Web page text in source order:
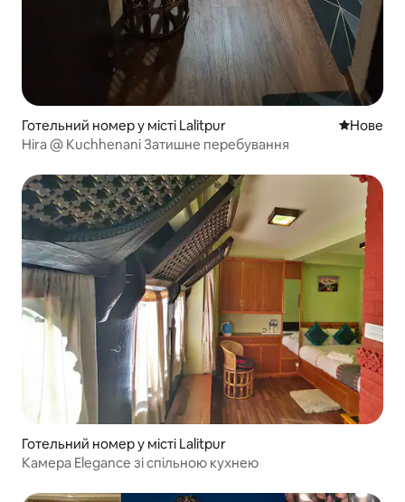
Готельний номер у місті Lalitpur Нове
Нове
Hira @ Kuchhenani Затишне перебування
Готельний номер у місті Lalitpur
Камера Elegance зі спільною кухнею